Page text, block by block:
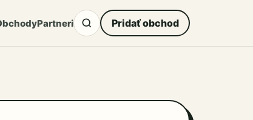
Partneri Pridať obchod